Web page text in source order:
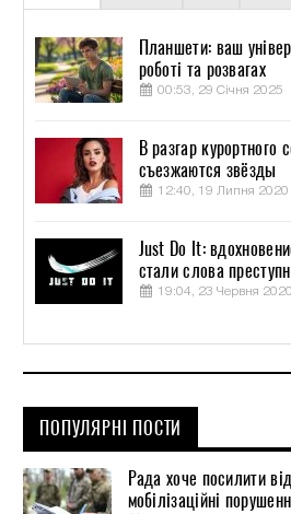
Планшети: ваш
роботі та розвагах
00:53, 29 Січня 2025
В разгар курортного
съезжаются звёзды
12:40, 19 Липня 2020
Just Do It:
стали слова
19:04, 23 Червня 2020
ПОПУЛЯРНІ ПОСТИ
Рада хоче посилити
мобілізаційні